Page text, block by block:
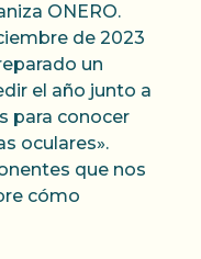
ONERO.
de 2023
un
el año junto a
para conocer
oculares».
que nos
cómo